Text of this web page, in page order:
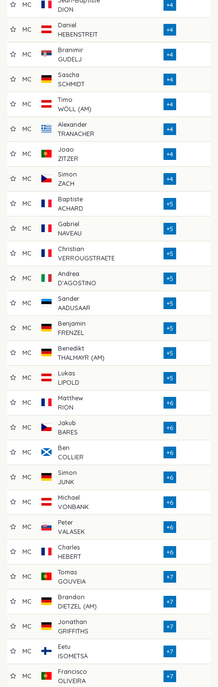
MC
DION
+4
MC
Daniel
HEBENSTREIT
+4
MC
Branimir
GUDELJ
+4
MC
Sascha
SCHMIDT
+4
MC
Timo
WÖLL (AM)
+4
MC
Alexander
TRANACHER
+4
MC
Joao
ZITZER
+4
MC
Simon
ZACH
+4
MC
Baptiste
ACHARD
+5
MC
Gabriel
NAVEAU
+5
MC
Christian
VERROUGSTRAETE
+5
MC
Andrea
D'AGOSTINO
+5
MC
Sander
AADUSAAR
+5
MC
Benjamin
FRENZEL
+5
MC
Benedikt
THALMAYR (AM)
+5
MC
Lukas
LIPOLD
+5
MC
Matthew
RION
+6
MC
Jakub
BARES
+6
MC
Ben
COLLIER
+6
MC
Simon
JUNK
+6
MC
Michael
VONBANK
+6
MC
Peter
VALASEK
+6
MC
Charles
HEBERT
+6
MC
Tomas
GOUVEIA
+7
MC
Brandon
DIETZEL (AM)
+7
MC
Jonathan
GRIFFITHS
+7
MC
Eetu
ISOMETSÄ
+7
MC
Francisco
OLIVEIRA
+7